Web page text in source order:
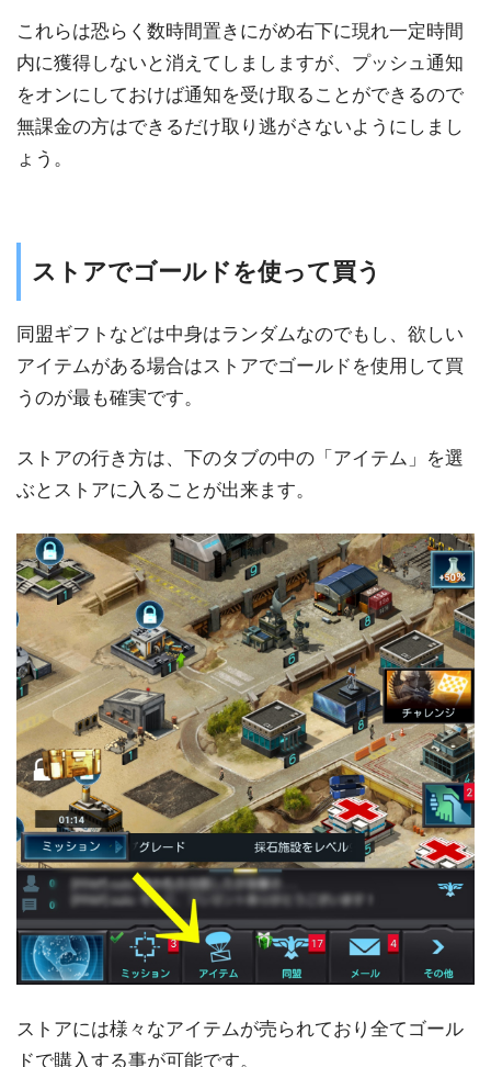
これらは恐らく数時間置きにがめ右下に現れ一定時間
内に獲得しないと消えてしましますが、プッシュ通知
をオンにしておけば通知を受け取ることができるので
無課金の方はできるだけ取り逃がさないようにしまし
ょう。
ストアでゴールドを使って買う
同盟ギフトなどは中身はランダムなのでもし、欲しい
アイテムがある場合はストアでゴールドを使用して買
うのが最も確実です。
ストアの行き方は、下のタブの中の「アイテム」を選
ぶとストアに入ることが出来ます。
ストアには様々なアイテムが売られており全てゴール
ドで購入する事が可能です。